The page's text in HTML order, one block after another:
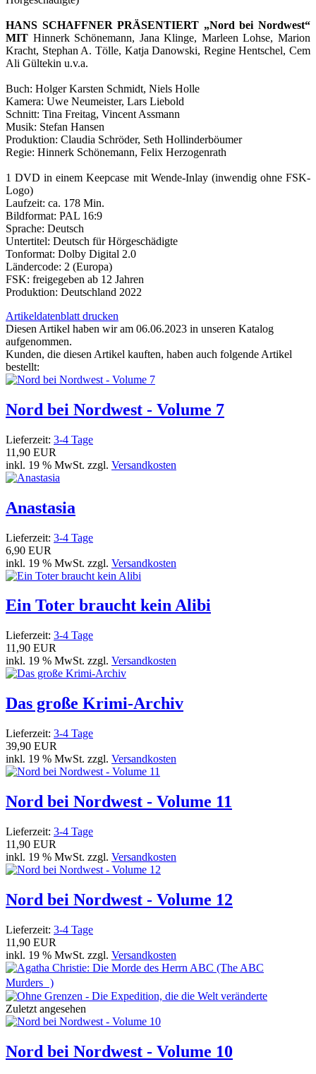
HANS SCHAFFNER PRÄSENTIERT „Nord bei Nordwest“
MIT Hinnerk Schönemann, Jana Klinge, Marleen Lohse, Marion
Kracht, Stephan A. Tölle, Katja Danowski, Regine Hentschel, Cem
Ali Gültekin u.v.a.
Buch: Holger Karsten Schmidt, Niels Holle
Kamera: Uwe Neumeister, Lars Liebold
Schnitt: Tina Freitag, Vincent Assmann
Musik: Stefan Hansen
Produktion: Claudia Schröder, Seth Hollinderböumer
Regie: Hinnerk Schönemann, Felix Herzogenrath
1 DVD in einem Keepcase mit Wende-Inlay (inwendig ohne FSK-
Logo)
Laufzeit: ca. 178 Min.
Bildformat: PAL 16:9
Sprache: Deutsch
Untertitel: Deutsch für Hörgeschädigte
Tonformat: Dolby Digital 2.0
Ländercode: 2 (Europa)
FSK: freigegeben ab 12 Jahren
Produktion: Deutschland 2022
Artikeldatenblatt drucken
Diesen Artikel haben wir am 06.06.2023 in unseren Katalog
aufgenommen.
Kunden, die diesen Artikel kauften, haben auch folgende Artikel
bestellt:
Nord bei Nordwest - Volume 7
Lieferzeit: 3-4 Tage
11,90 EUR
inkl. 19 % MwSt. zzgl. Versandkosten
Anastasia
Lieferzeit: 3-4 Tage
6,90 EUR
inkl. 19 % MwSt. zzgl. Versandkosten
Ein Toter braucht kein Alibi
Lieferzeit: 3-4 Tage
11,90 EUR
inkl. 19 % MwSt. zzgl. Versandkosten
Das große Krimi-Archiv
Lieferzeit: 3-4 Tage
39,90 EUR
inkl. 19 % MwSt. zzgl. Versandkosten
Nord bei Nordwest - Volume 11
Lieferzeit: 3-4 Tage
11,90 EUR
inkl. 19 % MwSt. zzgl. Versandkosten
Nord bei Nordwest - Volume 12
Lieferzeit: 3-4 Tage
11,90 EUR
inkl. 19 % MwSt. zzgl. Versandkosten
Zuletzt angesehen
Nord bei Nordwest - Volume 10